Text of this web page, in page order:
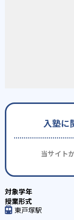
入塾に
当サイト
東戸塚駅